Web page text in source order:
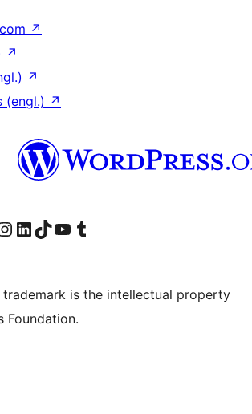
↗
↗
↗
(engl.) ↗
besuchenbesuchen
von WordPress.org besuchen
Instagram-Konto von WordPress.org besuchen
Das LinkedIn-Konto von WordPress.org besuchen
Das TikTok-Konto von WordPress.org besuchen
Den YouTube-Kanal von WordPress.org besuchen
Das Tumblr-Konto von WordPress.org besuchen
trademark is the intellectual property
Foundation.